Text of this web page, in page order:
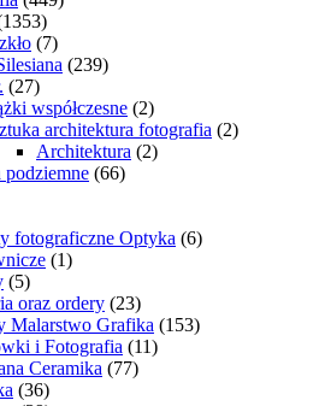
(7)
(239)
(27)
współczesne (2)
architektura fotografia (2)
Architektura (2)
(66)
fotograficzne Optyka (6)
(1)
(5)
oraz ordery (23)
Malarstwo Grafika (153)
i Fotografia (11)
Ceramika (77)
(36)